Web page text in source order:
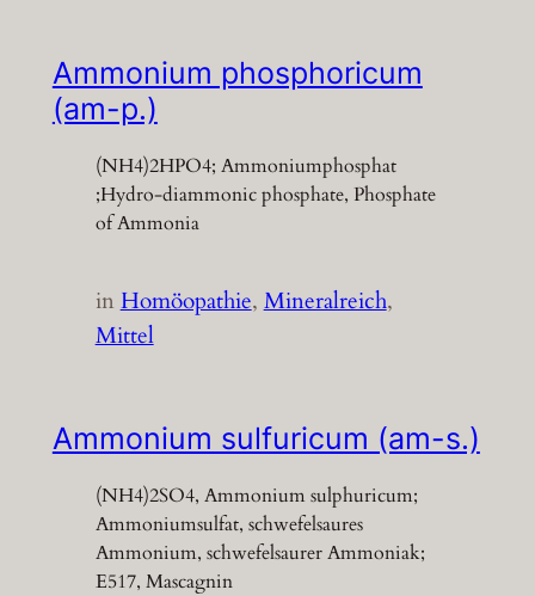
Ammonium phosphoricum
(am-p.)
(NH4)2HPO4; Ammoniumphosphat
;Hydro-diammonic phosphate, Phosphate
of Ammonia
inHomöopathie, Mineralreich
Mittel
Ammonium sulfuricum (am-s.)
(NH4)2SO4, Ammonium sulphuricum;
Ammoniumsulfat, schwefelsaures
Ammonium, schwefelsaurer Ammoniak;
E517, Mascagnin